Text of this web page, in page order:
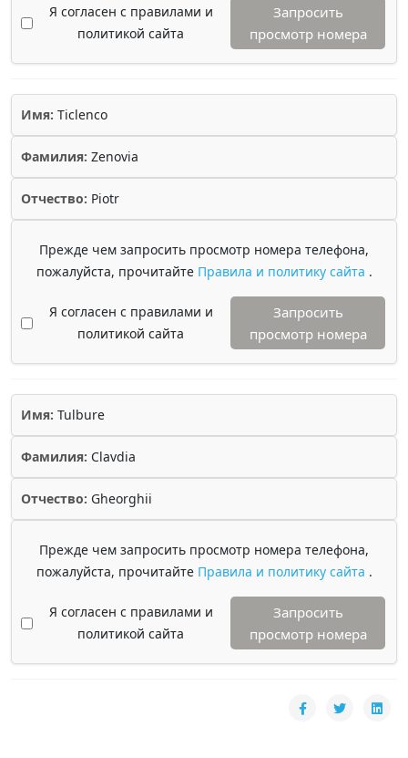
Я согласен с правилами и
политикой сайта
Запросить
просмотр номера
Имя: Ticlenco
Фамилия: Zenovia
Отчество: Piotr
Прежде чем запросить просмотр номера телефона,
пожалуйста, прочитайте Правила и политику сайта .
Я согласен с правилами и
политикой сайта
Запросить
просмотр номера
Имя: Tulbure
Фамилия: Clavdia
Отчество: Gheorghii
Прежде чем запросить просмотр номера телефона,
пожалуйста, прочитайте Правила и политику сайта .
Я согласен с правилами и
политикой сайта
Запросить
просмотр номера